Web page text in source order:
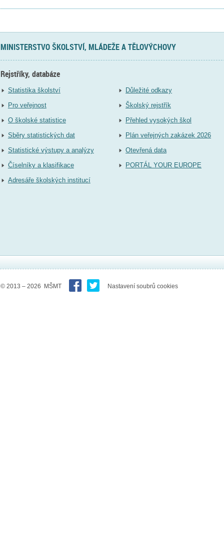
MINISTERSTVO ŠKOLSTVÍ, MLÁDEŽE A TĚLOVÝCHOVY
Rejstříky, databáze
Statistika školství
Pro veřejnost
O školské statistice
Sběry statistických dat
Statistické výstupy a analýzy
Číselníky a klasifikace
Adresáře školských institucí
Důležité odkazy
Školský rejstřík
Přehled vysokých škol
Plán veřejných zakázek 2026
Otevřená data
PORTÁL YOUR EUROPE
© 2013 – 2026 MŠMT Nastavení soubrů cookies